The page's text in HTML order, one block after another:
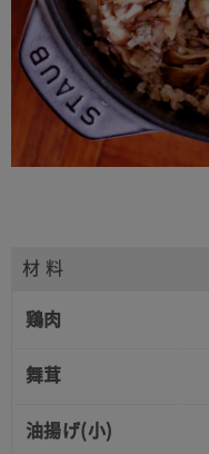
材 料
鶏肉
舞茸
油揚げ(小)